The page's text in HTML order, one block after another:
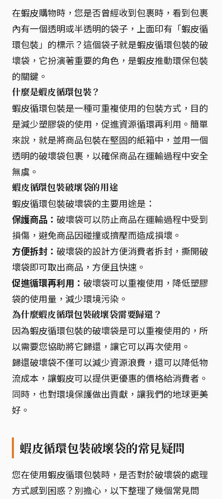
在蝦皮購物時，您是否曾經收到包裹時，看到包裹
內有一個透明或半透明的袋子，上面印有「蝦皮循
環包裝」的標示？這個袋子就是蝦皮循環包裝的破
壞袋，它扮演著重要的角色，是蝦皮推動環保包裝
的關鍵。
什麼是蝦皮循環包裝？
蝦皮循環包裝是一種可重複使用的包裝方式，目的
是減少塑膠袋的使用，促進資源循環再利用。簡單
來說，就是將商品包裝在堅固的紙箱中，並用一個
透明的破壞袋包裹，以確保商品在運輸過程中安全
無虞。
蝦皮循環包裝破壞袋的用途
蝦皮循環包裝破壞袋的主要用途是：
保護商品： 破壞袋可以防止商品在運輸過程中受到
損傷，避免商品因碰撞或擠壓而造成損壞。
方便拆封： 破壞袋的設計方便消費者拆封，撕開破
壞袋即可取出商品，方便且快速。
促進循環再利用： 破壞袋可以重複使用，降低塑膠
袋的使用量，減少環境污染。
為什麼蝦皮循環包裝破壞袋需要歸還？
因為蝦皮循環包裝的破壞袋是可以重複使用的，所
以需要您協助將它歸還，讓它可以再次使用。
歸還破壞袋不僅可以減少資源浪費，還可以降低物
流成本，讓蝦皮可以提供更優惠的價格給消費者。
同時，也對環境保護做出貢獻，讓我們的地球更美
好。
蝦皮循環包裝破壞袋的常見疑問
您在使用蝦皮循環包裝時，是否對於破壞袋的處理
方式感到困惑？別擔心，以下整理了幾個常見問